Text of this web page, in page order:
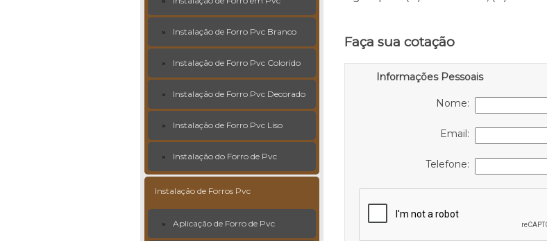
Instalação de Forro Pvc Branco
Instalação de Forro Pvc Colorido
Instalação de Forro Pvc Decorado
Instalação de Forro Pvc Liso
Instalação do Forro de Pvc
Instalação de Forros Pvc
Aplicação de Forro de Pvc
Faça sua cotação
Informações Pessoais
Nome:
Email:
Telefone: